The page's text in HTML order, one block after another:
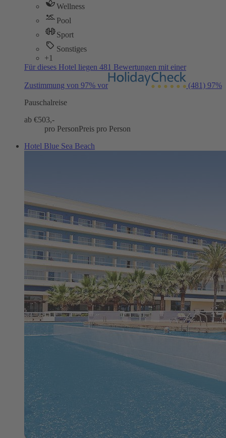
Wellness
Pool
Sport
Sonstiges
+1
Für dieses Hotel liegen 481 Bewertungen mit einer
Zustimmung von 97% vor (481) 97%
Pauschalreise
ab €503,-
pro PersonPreis pro Person
Hotel Blue Sea Beach